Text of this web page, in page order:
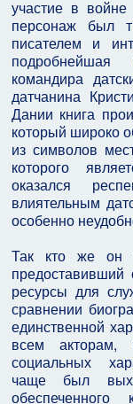
участие в
персонаж был
писателем и
подробнейшая
командира
датчанина
Дании книга
который широко
из символов
которого
оказался
влиятельным
особенно
Так кто же он
предоставивший
ресурсы для
сравнении
единственной
всем акторам,
социальных
чаще был